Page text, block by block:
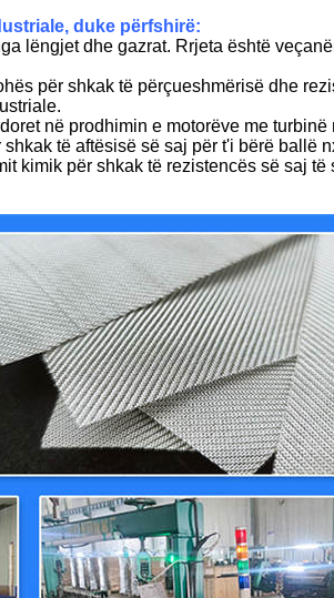
duke përfshirë:
lëngjet dhe gazrat. Rrjeta është
për shkak të përçueshmërisë dhe
në prodhimin e motorëve me
të aftësisë së saj për t'i bërë ballë
kimik për shkak të rezistencës së saj